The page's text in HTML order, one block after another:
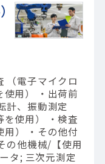
（電子マイクロ
使用） ・出荷前
計、振動測定
使用） ・検査
） ・その他付
の他機械/【使用
タ; 三次元測定